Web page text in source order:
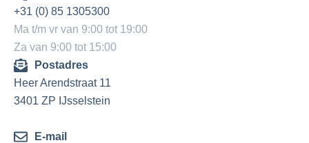
+31 (0) 85 1305300
Ma t/m vr van 9:00 tot 19:00
Za van 9:00 tot 15:00
Postadres
Heer Arendstraat 11
3401 ZP IJsselstein
E-mail